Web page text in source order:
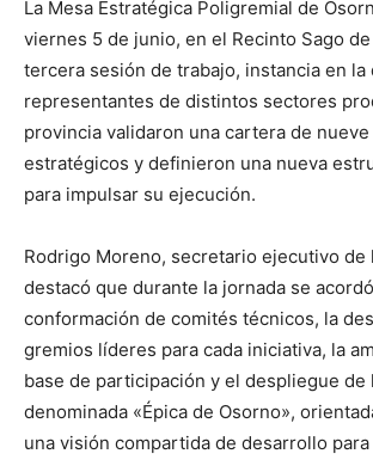
La Mesa Estratégica Poligremial de
viernes 5 de junio, en el Recinto Sago
tercera sesión de trabajo, instancia en la
representantes de distintos sectores
provincia validaron una cartera de
estratégicos y definieron una nueva
para impulsar su ejecución.
Rodrigo Moreno, secretario ejecutivo de
destacó que durante la jornada se
conformación de comités técnicos, la
gremios líderes para cada iniciativa, la
base de participación y el despliegue de
denominada «Épica de Osorno»,
una visión compartida de desarrollo